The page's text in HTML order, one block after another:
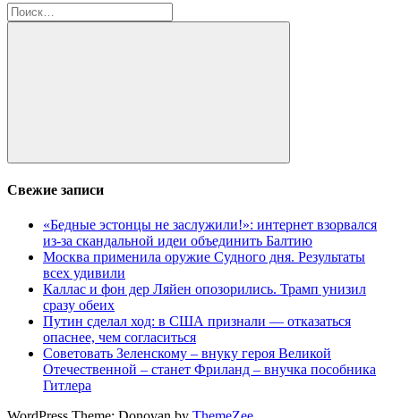
Найти:
Поиск
Свежие записи
«Бедные эстонцы не заслужили!»: интернет взорвался
из-за скандальной идеи объединить Балтию
Москва применила оружие Судного дня. Результаты
всех удивили
Каллас и фон дер Ляйен опозорились. Трамп унизил
сразу обеих
Путин сделал ход: в США признали — отказаться
опаснее, чем согласиться
Советовать Зеленскому – внуку героя Великой
Отечественной – станет Фриланд – внучка пособника
Гитлера